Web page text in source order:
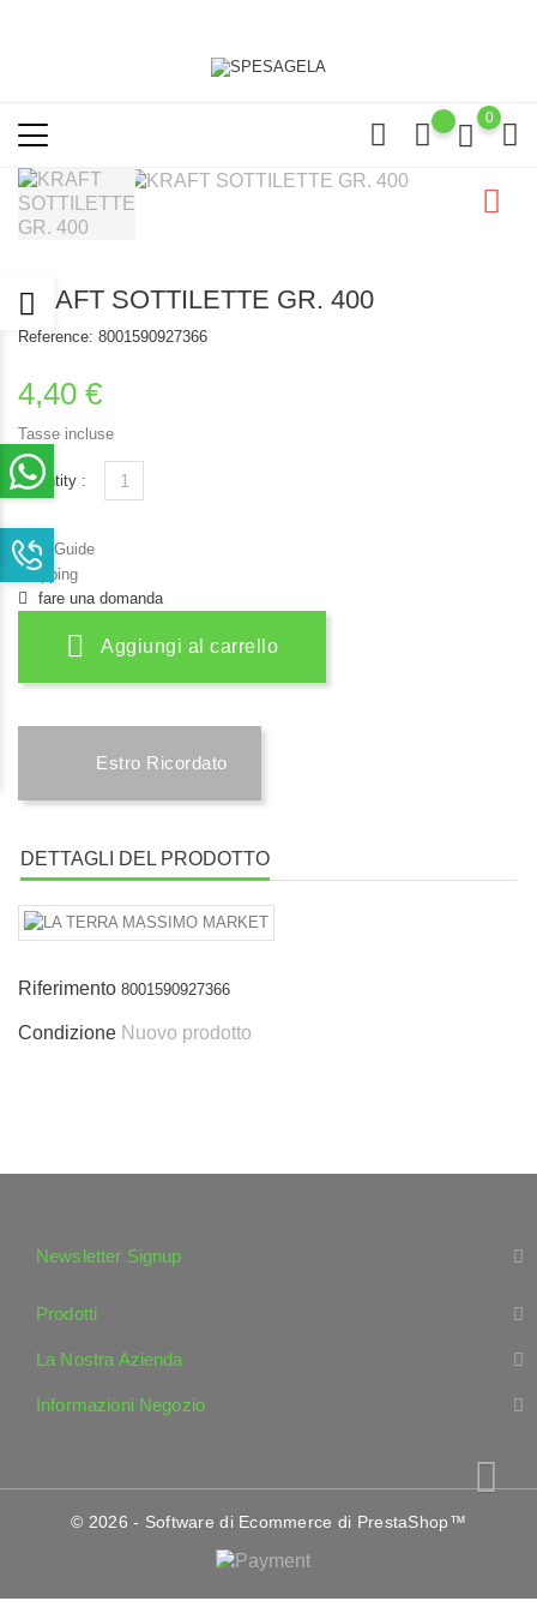
0
KRAFT SOTTILETTE GR. 400
Reference: 8001590927366
4,40 €
Tasse incluse
Quantity :
Size Guide
Shipping
fare una domanda
Aggiungi al carrello
Estro Ricordato
DETTAGLI DEL PRODOTTO
Riferimento 8001590927366
Condizione Nuovo prodotto
Newsletter Signup
Prodotti
La Nostra Azienda
Informazioni Negozio
© 2026 - Software di Ecommerce di PrestaShop™